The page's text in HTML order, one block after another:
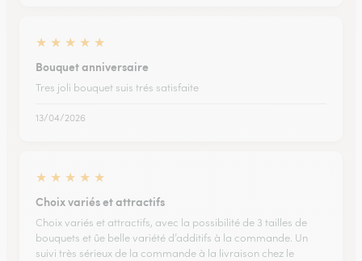
★ ★ ★ ★ ★
Bouquet anniversaire
Tres joli bouquet suis trés satisfaite
13/04/2026
★ ★ ★ ★ ★
Choix variés et attractifs
Choix variés et attractifs, avec la possibilité de 3 tailles de
bouquets et ûe belle variété d’additifs à la commande. Un
suivi très sérieux de la commande à la livraison chez le